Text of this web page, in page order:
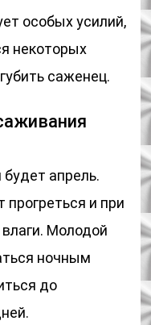
особых усилий,
некоторых
саженец.
апрель.
прогреться и при
Молодой
ночным
до